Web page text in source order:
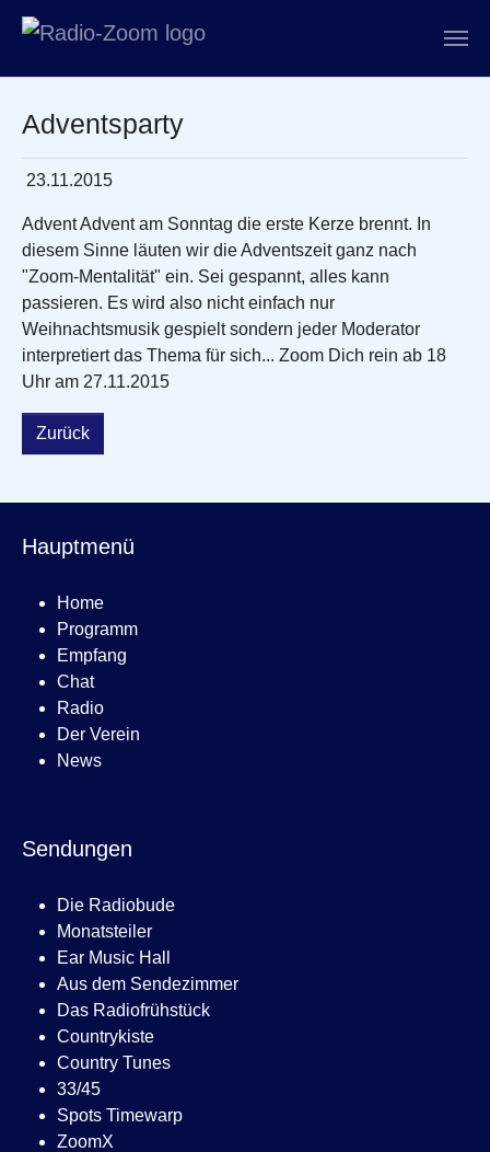
Adventsparty
23.11.2015
Advent Advent am Sonntag die erste Kerze brennt. In
diesem Sinne läuten wir die Adventszeit ganz nach
"Zoom-Mentalität" ein. Sei gespannt, alles kann
passieren. Es wird also nicht einfach nur
Weihnachtsmusik gespielt sondern jeder Moderator
interpretiert das Thema für sich... Zoom Dich rein ab 18
Uhr am 27.11.2015
Zurück
Hauptmenü
Home
Programm
Empfang
Chat
Radio
Der Verein
News
Sendungen
Die Radiobude
Monatsteiler
Ear Music Hall
Aus dem Sendezimmer
Das Radiofrühstück
Countrykiste
Country Tunes
33/45
Spots Timewarp
ZoomX